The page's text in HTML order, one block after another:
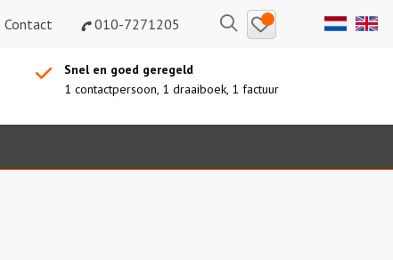
Contact 010-7271205 ZoekenBewaarde
uitjes
Snel en goed geregeld
1 contactpersoon, 1 draaiboek, 1 factuur